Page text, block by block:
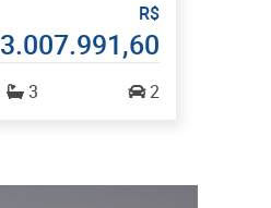
R$
3.007.991,60
3 2